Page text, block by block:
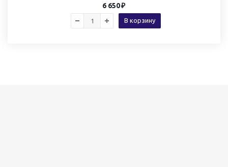
6 650
В корзину